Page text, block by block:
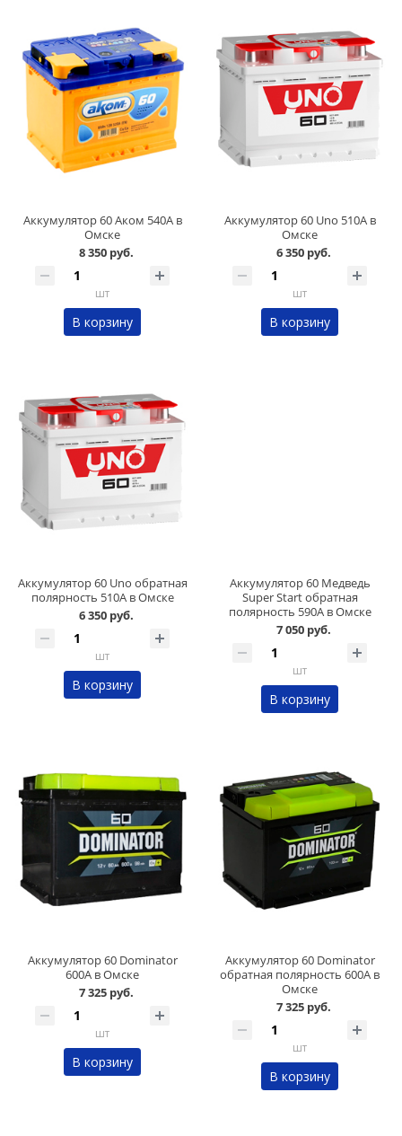
Аккумулятор 60 Аком 540А в
Омске
8 350 руб.
шт
В корзину
Аккумулятор 60 Uno 510А в
Омске
6 350 руб.
шт
В корзину
Аккумулятор 60 Uno обратная
полярность 510А в Омске
6 350 руб.
шт
В корзину
Аккумулятор 60 Медведь
Super Start обратная
полярность 590А в Омске
7 050 руб.
шт
В корзину
Аккумулятор 60 Dominator
600А в Омске
7 325 руб.
шт
В корзину
Аккумулятор 60 Dominator
обратная полярность 600А в
Омске
7 325 руб.
шт
В корзину